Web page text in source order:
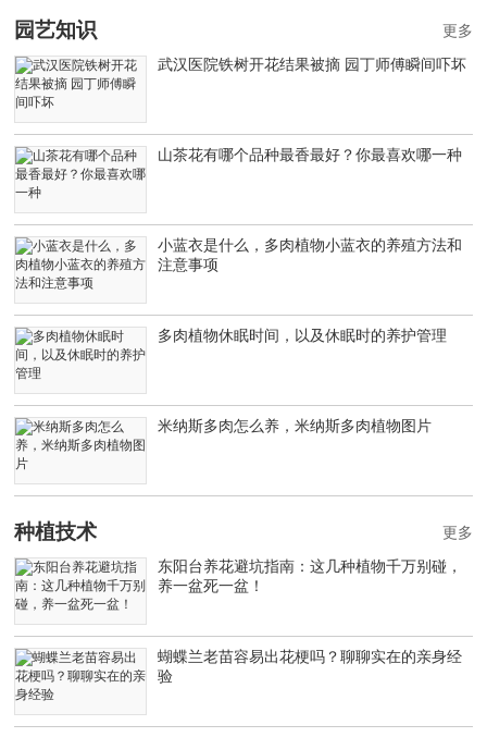
园艺知识
武汉医院铁树开花结果被摘 园丁师傅瞬间吓坏
山茶花有哪个品种最香最好？你最喜欢哪一种
小蓝衣是什么，多肉植物小蓝衣的养殖方法和
注意事项
多肉植物休眠时间，以及休眠时的养护管理
米纳斯多肉怎么养，米纳斯多肉植物图片
更多
种植技术
东阳台养花避坑指南：这几种植物千万别碰，
养一盆死一盆！
蝴蝶兰老苗容易出花梗吗？聊聊实在的亲身经
验
更多